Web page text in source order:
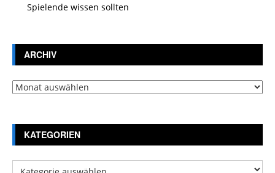
Spielende wissen sollten
ARCHIV
Archiv
KATEGORIEN
Kategorien